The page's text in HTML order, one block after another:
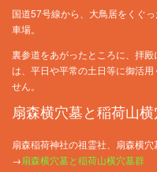
国道57号線から、大鳥居をくぐ
車場。
裏参道をあがったところに、拝
は、平日や平常の土日等に御活
せん。
扇森横穴墓と稲荷山
扇森稲荷神社の祖霊社、扇森横
→扇森横穴墓と稲荷山横穴墓群